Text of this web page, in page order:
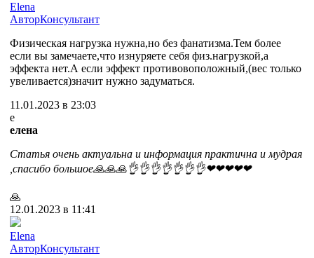
Elena
АвторКонсультант
Физическая нагрузка нужна,но без фанатизма.Тем более
если вы замечаете,что изнуряете себя физ.нагрузкой,а
эффекта нет.А если эффект противовоположный,(вес только
увеливается)значит нужно задуматься.
11.01.2023 в 23:03
е
елена
Статья очень актуальна и информация практична и мудрая
,спасибо большое🙏🙏🙏👌👌👌👌👌👌👌❤❤❤❤❤
🙏
12.01.2023 в 11:41
Elena
АвторКонсультант